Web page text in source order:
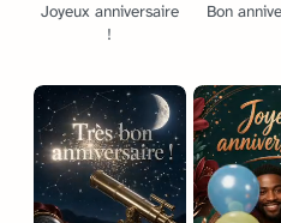
Joyeux anniversaire
!
Bon